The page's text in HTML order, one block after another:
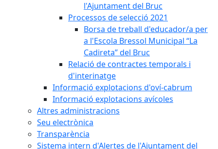
l'Ajuntament del Bruc
Processos de selecció 2021
Borsa de treball d'educador/a per
a l'Escola Bressol Municipal “La
Cadireta” del Bruc
Relació de contractes temporals i
d'interinatge
Informació explotacions d'oví-cabrum
Informació explotacions avícoles
Altres administracions
Seu electrònica
Transparència
Sistema intern d'Alertes de l'Ajuntament del